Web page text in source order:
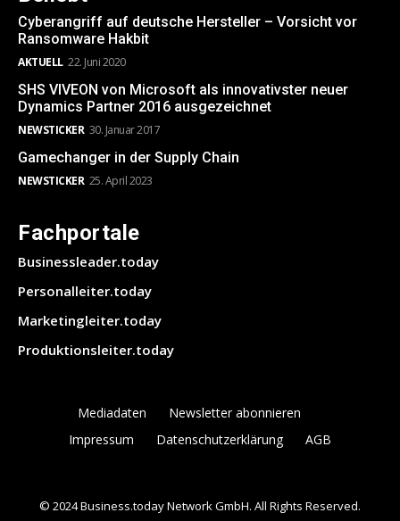
Cyberangriff auf deutsche Hersteller – Vorsicht vor
Ransomware Hakbit
AKTUELL 22. Juni 2020
SHS VIVEON von Microsoft als innovativster neuer
Dynamics Partner 2016 ausgezeichnet
NEWSTICKER 30. Januar 2017
Gamechanger in der Supply Chain
NEWSTICKER 25. April 2023
Fachportale
Businessleader.today
Personalleiter.today
Marketingleiter.today
Produktionsleiter.today
Mediadaten
Newsletter abonnieren
Impressum
Datenschutzerklärung AGB
© 2024 Business.today Network GmbH. All Rights Reserved.